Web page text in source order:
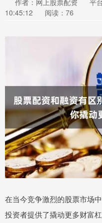
作者：网上股票配资 平
10:45:12
阅读：76
在当今竞争激烈的股票市场
投资者提供了撬动更多财富